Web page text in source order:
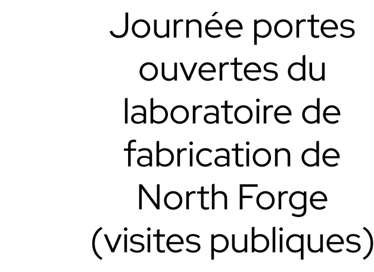
Journée portes
ouvertes du
laboratoire de
fabrication de
North Forge
(visites publiques)